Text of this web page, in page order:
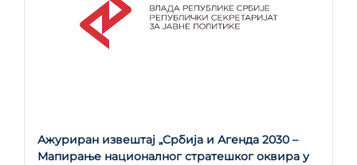
Ажуриран извештај „Србија и Агенда 2030 –
Мапирање националног стратешког оквира у